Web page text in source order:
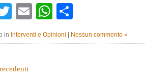
Twitter
EmailWhatsApp
in Interventi e Opinioni | Nessun commento »